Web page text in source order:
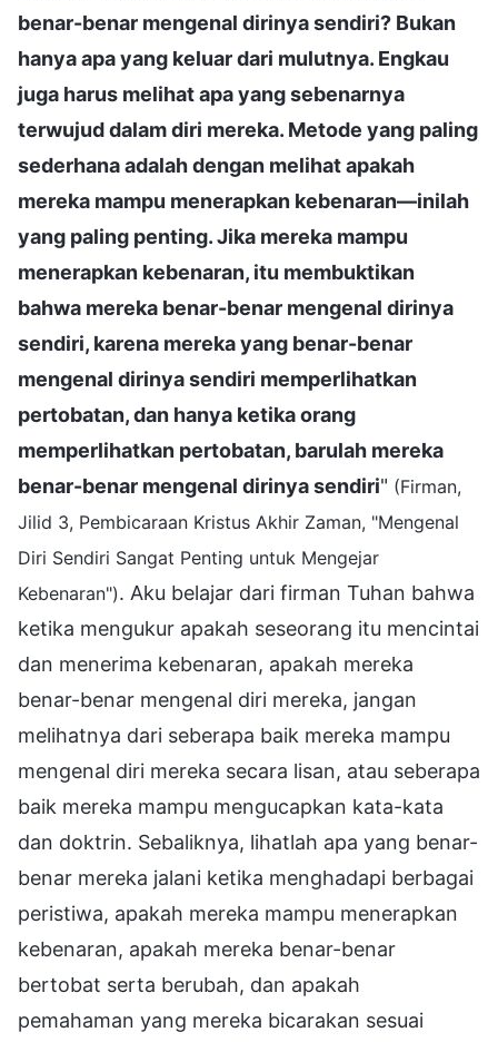
benar-benar mengenal dirinya sendiri? Bukan
hanya apa yang keluar dari mulutnya. Engkau
juga harus melihat apa yang sebenarnya
terwujud dalam diri mereka. Metode yang paling
sederhana adalah dengan melihat apakah
mereka mampu menerapkan kebenaran—inilah
yang paling penting. Jika mereka mampu
menerapkan kebenaran, itu membuktikan
bahwa mereka benar-benar mengenal dirinya
sendiri, karena mereka yang benar-benar
mengenal dirinya sendiri memperlihatkan
pertobatan, dan hanya ketika orang
memperlihatkan pertobatan, barulah mereka
benar-benar mengenal dirinya sendiri" (Firman,
Jilid 3, Pembicaraan Kristus Akhir Zaman, "Mengenal
Diri Sendiri Sangat Penting untuk Mengejar
Kebenaran"). Aku belajar dari firman Tuhan bahwa
ketika mengukur apakah seseorang itu mencintai
dan menerima kebenaran, apakah mereka
benar-benar mengenal diri mereka, jangan
melihatnya dari seberapa baik mereka mampu
mengenal diri mereka secara lisan, atau seberapa
baik mereka mampu mengucapkan kata-kata
dan doktrin. Sebaliknya, lihatlah apa yang benar-
benar mereka jalani ketika menghadapi berbagai
peristiwa, apakah mereka mampu menerapkan
kebenaran, apakah mereka benar-benar
bertobat serta berubah, dan apakah
pemahaman yang mereka bicarakan sesuai